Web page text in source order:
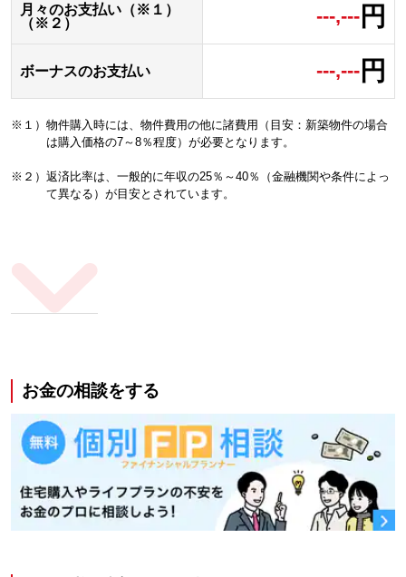
月々のお支払い（※１）
（※２）
---,---円
ボーナスのお支払い ---,---円
※１）物件購入時には、物件費用の他に諸費用（目安：新築物件の場合
は購入価格の7～8％程度）が必要となります。
※２）返済比率は、一般的に年収の25％～40％（金融機関や条件によっ
て異なる）が目安とされています。
お金の相談をする